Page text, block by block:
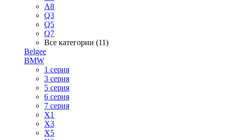
A8
Q3
Q5
Q7
Все категории (11)
Belgee
BMW
1 серия
3 серия
5 серия
6 серия
7 серия
X1
X3
X5